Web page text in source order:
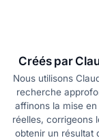
Créés par
Nous utilisons
recherche
affinons la mise
réelles, corrigeons
obtenir un résultat